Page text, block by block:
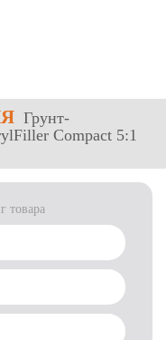
Грунт-
Compact 5:1
товара